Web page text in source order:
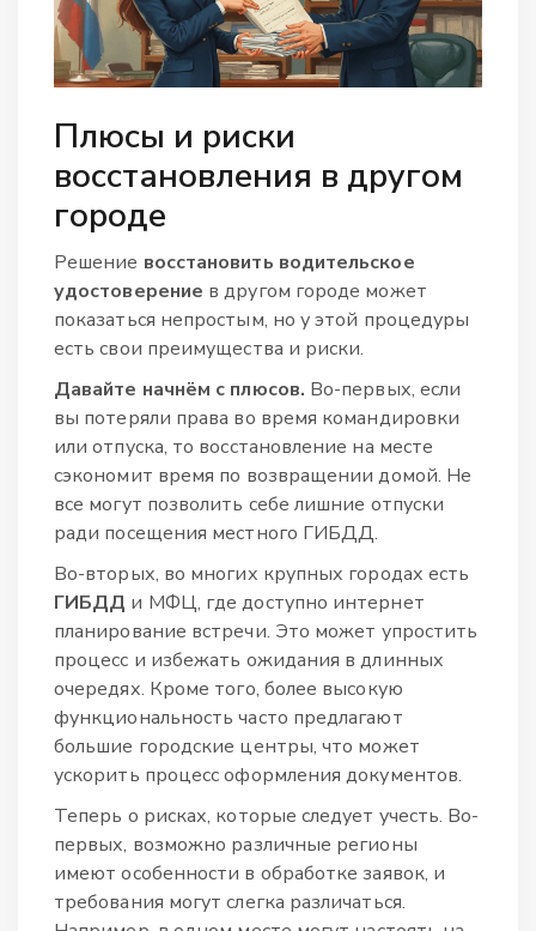
Плюсы и риски
восстановления в другом
городе
Решение восстановить водительское
удостоверение в другом городе может
показаться непростым, но у этой процедуры
есть свои преимущества и риски.
Давайте начнём с плюсов. Во-первых, если
вы потеряли права во время командировки
или отпуска, то восстановление на месте
сэкономит время по возвращении домой. Не
все могут позволить себе лишние отпуски
ради посещения местного ГИБДД.
Во-вторых, во многих крупных городах есть
ГИБДД и МФЦ, где доступно интернет
планирование встречи. Это может упростить
процесс и избежать ожидания в длинных
очередях. Кроме того, более высокую
функциональность часто предлагают
большие городские центры, что может
ускорить процесс оформления документов.
Теперь о рисках, которые следует учесть. Во-
первых, возможно различные регионы
имеют особенности в обработке заявок, и
требования могут слегка различаться.